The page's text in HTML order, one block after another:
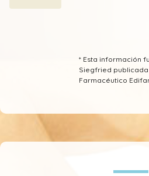
* Esta información
Siegfried
Farmacéutico